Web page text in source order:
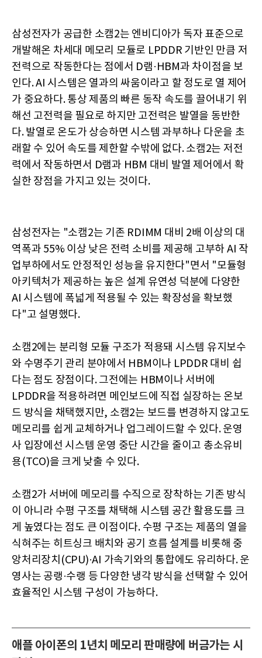
삼성전자가 공급한 소캠2는 엔비디아가 독자 표준으로
개발해온 차세대 메모리 모듈로 LPDDR 기반인 만큼 저
전력으로 작동한다는 점에서 D램·HBM과 차이점을 보
인다. AI 시스템은 열과의 싸움이라고 할 정도로 열 제어
가 중요하다. 통상 제품의 빠른 동작 속도를 끌어내기 위
해선 고전력을 필요로 하지만 고전력은 발열을 동반한
다. 발열로 온도가 상승하면 시스템 과부하나 다운을 초
래할 수 있어 속도를 제한할 수밖에 없다. 소캠2는 저전
력에서 작동하면서 D램과 HBM 대비 발열 제어에서 확
실한 장점을 가지고 있는 것이다.
삼성전자는 "소캠2는 기존 RDIMM 대비 2배 이상의 대
역폭과 55% 이상 낮은 전력 소비를 제공해 고부하 AI 작
업부하에서도 안정적인 성능을 유지한다"면서 "모듈형
아키텍처가 제공하는 높은 설계 유연성 덕분에 다양한
AI 시스템에 폭넓게 적용될 수 있는 확장성을 확보했
다"고 설명했다.
소캠2에는 분리형 모듈 구조가 적용돼 시스템 유지보수
와 수명주기 관리 분야에서 HBM이나 LPDDR 대비 쉽
다는 점도 장점이다. 그전에는 HBM이나 서버에
LPDDR을 적용하려면 메인보드에 직접 실장하는 온보
드 방식을 채택했지만, 소캠2는 보드를 변경하지 않고도
메모리를 쉽게 교체하거나 업그레이드할 수 있다. 운영
사 입장에선 시스템 운영 중단 시간을 줄이고 총소유비
용(TCO)을 크게 낮출 수 있다.
소캠2가 서버에 메모리를 수직으로 장착하는 기존 방식
이 아니라 수평 구조를 채택해 시스템 공간 활용도를 크
게 높였다는 점도 큰 이점이다. 수평 구조는 제품의 열을
식혀주는 히트싱크 배치와 공기 흐름 설계를 비롯해 중
앙처리장치(CPU)·AI 가속기와의 통합에도 유리하다. 운
영사는 공랭·수랭 등 다양한 냉각 방식을 선택할 수 있어
효율적인 시스템 구성이 가능하다.
애플 아이폰의 1년치 메모리 판매량에 버금가는 시